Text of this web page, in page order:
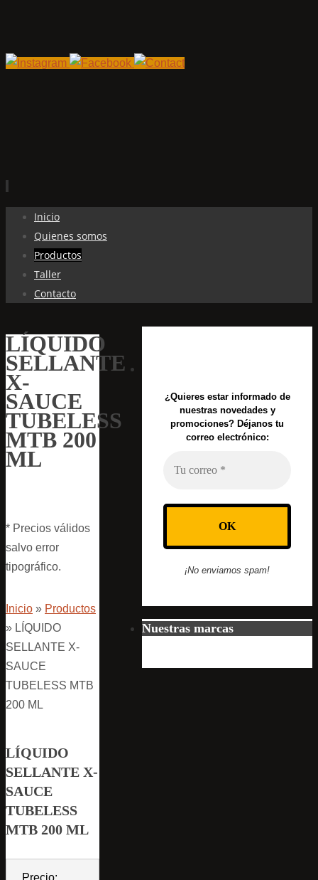
contenido
Inicio
Quienes somos
Productos
Taller
Contacto
LÍQUIDO
SELLANTE
X-
SAUCE
TUBELESS
MTB 200
ML
* Precios válidos
salvo error
tipográfico.
Inicio » Productos
» LÍQUIDO
SELLANTE X-
SAUCE
TUBELESS MTB
200 ML
LÍQUIDO
SELLANTE X-
SAUCE
TUBELESS
MTB 200 ML
Precio:
¿Quieres estar informado de
nuestras novedades y
promociones? Déjanos tu
correo electrónico:
¡No enviamos spam!
Nuestras marcas